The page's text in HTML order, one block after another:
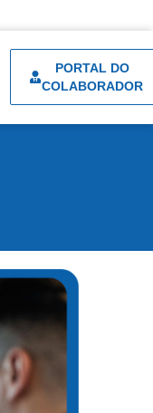
PORTAL DO
COLABORADOR